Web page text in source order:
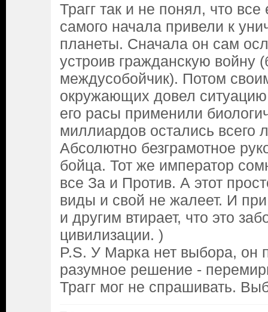
Трагг так и не понял, что все
самого начала привели к
планеты. Сначала он сам
устроив гражданскую войну
междусобойчик). Потом
окружающих довел ситуацию
его расы применили
миллиардов остались всего
Абсолютно безграмотное
бойца. Тот же император
все За и Против. А этот
виды и свой не жалеет. И
и другим втирает, что это
цивилизации. )
P.S. У Марка нет выбора, он
разумное решение -
Трагг мог не спрашивать.